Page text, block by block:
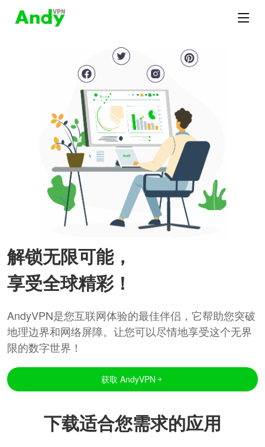
解锁无限可能，
享受全球精彩！
AndyVPN是您互联网体验的最佳伴侣，它帮助您突破
地理边界和网络屏障。让您可以尽情地享受这个无界
限的数字世界！
获取 AndyVPN
下载适合您需求的应用